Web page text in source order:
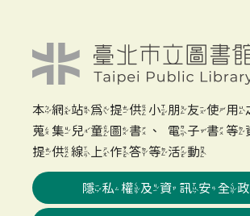
本網站為提供小朋友使用
蒐集兒童圖書、電子書等
提供線上作答等活動
隱私權及資訊安全